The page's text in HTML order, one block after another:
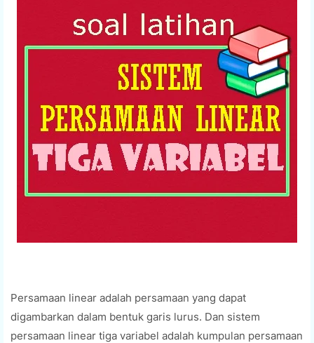
Persamaan linear adalah persamaan yang dapat
digambarkan dalam bentuk garis lurus. Dan sistem
persamaan linear tiga variabel adalah kumpulan persamaan